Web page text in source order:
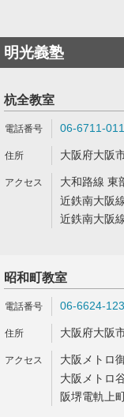
明光義塾
杭全教室
06-6711-
大阪府大阪
大和路線 東
近鉄南大阪
近鉄南大阪
昭和町教室
06-6624-
大阪府大阪
大阪メトロ
大阪メトロ
阪堺電軌上